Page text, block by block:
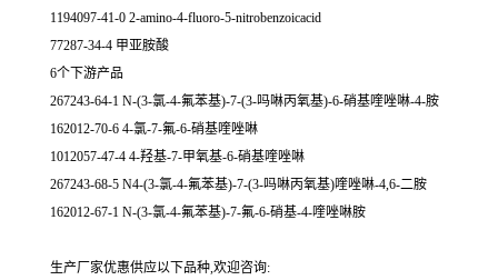
1194097-41-0 2-amino-4-fluoro-5-nitrobenzoicacid
77287-34-4 甲亚胺酸
6个下游产品
267243-64-1 N-(3-氯-4-氟苯基)-7-(3-吗啉丙氧基)-6-硝基喹唑啉-4-胺
162012-70-6 4-氯-7-氟-6-硝基喹唑啉
1012057-47-4 4-羟基-7-甲氧基-6-硝基喹唑啉
267243-68-5 N4-(3-氯-4-氟苯基)-7-(3-吗啉丙氧基)喹唑啉-4,6-二胺
162012-67-1 N-(3-氯-4-氟苯基)-7-氟-6-硝基-4-喹唑啉胺
生产厂家优惠供应以下品种,欢迎咨询: